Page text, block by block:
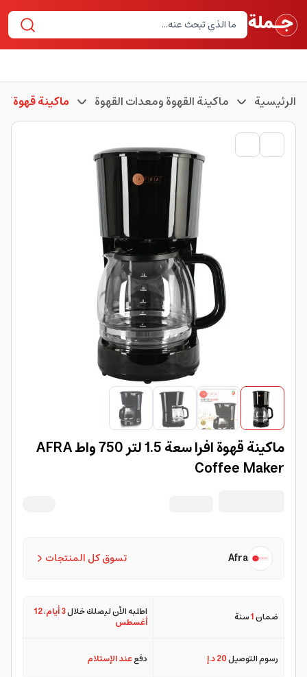
الرئيسية ماكينة القهوة ومعدات القهوة ماكينة قهوة
ماكينة قهوة افرا سعة 1.5 لتر 750 واط AFRA
Coffee Maker
تسوق كل المنتجات Afra
ضمان1سنة اطلبه الآن ليصلك خلال3 أيام ،12
أغسطس
رسوم التوصيل20 د.إ دفععند الإستلام